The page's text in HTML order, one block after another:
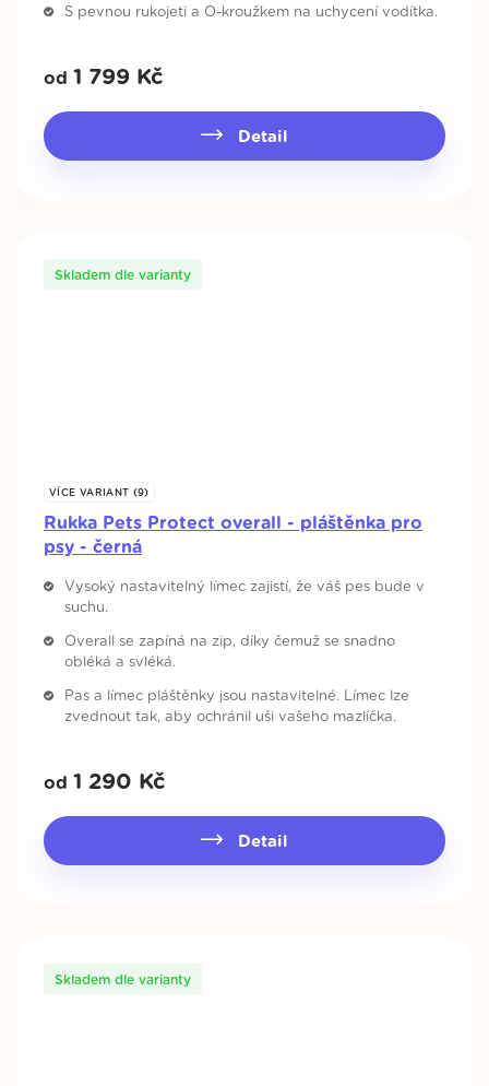
S pevnou rukojeti a O-kroužkem na uchycení vodítka.
od 1 799 Kč
Detail
VÍCE VARIANT (9)
Rukka Pets Protect overall - pláštěnka pro
psy - černá
Skladem dle varianty
Vysoký nastavitelný límec zajistí, že váš pes bude v
suchu.
Overall se zapíná na zip, díky čemuž se snadno
obléká a svléká.
Pas a límec pláštěnky jsou nastavitelné. Límec lze
zvednout tak, aby ochránil uši vašeho mazlíčka.
od 1 290 Kč
Detail
Skladem dle varianty